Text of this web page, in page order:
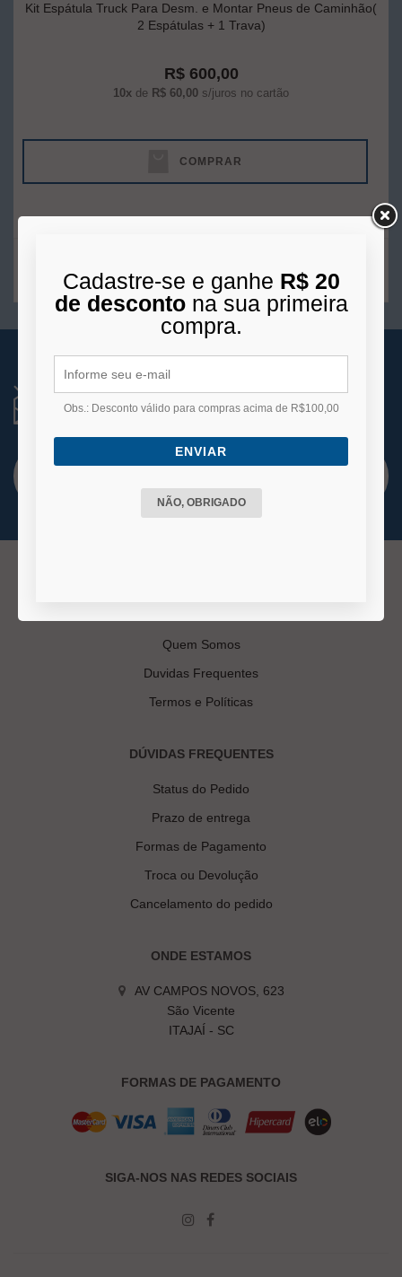
Kit Espátula Truck Para Desm. e Montar Pneus de Caminhão(
2 Espátulas + 1 Trava)
R$ 600,00
10x de R$ 60,00 s/juros no cartão
COMPRAR
RECEBA NOVIDADES
Você está se cadastrando para receber e-mails
de
Quem Somos
Duvidas Frequentes
Termos e Políticas
DÚVIDAS FREQUENTES
Status do Pedido
Prazo de entrega
Formas de Pagamento
Troca ou Devolução
Cancelamento do pedido
ONDE ESTAMOS
AV CAMPOS NOVOS, 623
São Vicente
ITAJAÍ - SC
FORMAS DE PAGAMENTO
SIGA-NOS NAS REDES SOCIAIS
Cadastre-se e ganhe R$ 20
de descontona sua primeira
compra.
Obs.: Desconto válido para compras acima de R$100,00
ENVIAR
NÃO, OBRIGADO